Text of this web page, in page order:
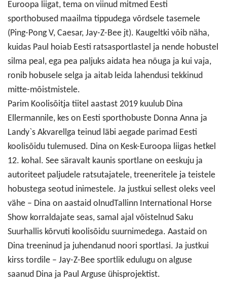
Euroopa liigat, tema on viinud mitmed Eesti
sporthobused maailma tippudega võrdsele tasemele
(Ping-Pong V, Caesar, Jay-Z-Bee jt). Kaugeltki võib näha,
kuidas Paul hoiab Eesti ratsasportlastel ja nende hobustel
silma peal, ega pea paljuks aidata hea nõuga ja kui vaja,
ronib hobusele selga ja aitab leida lahendusi tekkinud
mitte-mõistmistele.
Parim Koolisõitja tiitel aastast 2019 kuulub Dina
Ellermannile, kes on Eesti sporthobuste Donna Anna ja
Landy`s Akvarellga teinud läbi aegade parimad Eesti
koolisõidu tulemused. Dina on Kesk-Euroopa liigas hetkel
12. kohal. See säravalt kaunis sportlane on eeskuju ja
autoriteet paljudele ratsutajatele, treeneritele ja teistele
hobustega seotud inimestele. Ja justkui sellest oleks veel
vähe – Dina on aastaid olnudTallinn International Horse
Show korraldajate seas, samal ajal võistelnud Saku
Suurhallis kõrvuti koolisõidu suurnimedega. Aastaid on
Dina treeninud ja juhendanud noori sportlasi. Ja justkui
kirss tordile – Jay-Z-Bee sportlik edulugu on alguse
saanud Dina ja Paul Arguse ühisprojektist.